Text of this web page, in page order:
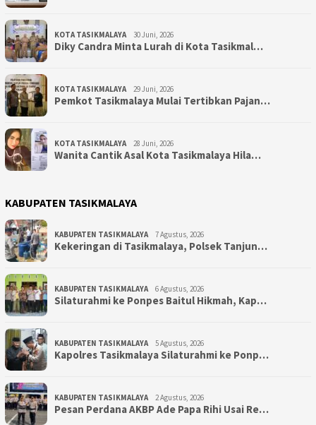
KOTA TASIKMALAYA 30 Juni, 2026
Diky Candra Minta Lurah di Kota Tasikmal…
KOTA TASIKMALAYA 29 Juni, 2026
Pemkot Tasikmalaya Mulai Tertibkan Pajan…
KOTA TASIKMALAYA 28 Juni, 2026
Wanita Cantik Asal Kota Tasikmalaya Hila…
KABUPATEN TASIKMALAYA
KABUPATEN TASIKMALAYA 7 Agustus, 2026
Kekeringan di Tasikmalaya, Polsek Tanjun…
KABUPATEN TASIKMALAYA 6 Agustus, 2026
Silaturahmi ke Ponpes Baitul Hikmah, Kap…
KABUPATEN TASIKMALAYA 5 Agustus, 2026
Kapolres Tasikmalaya Silaturahmi ke Ponp…
KABUPATEN TASIKMALAYA 2 Agustus, 2026
Pesan Perdana AKBP Ade Papa Rihi Usai Re…